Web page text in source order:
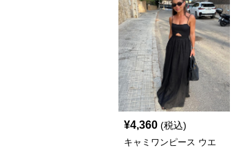
¥4,360 (税込)
キャミワンピース ウエ